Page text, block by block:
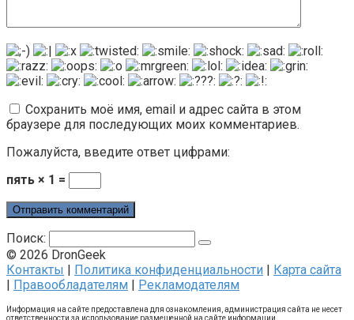
Сохранить моё имя, email и адрес сайта в этом
браузере для последующих моих комментариев.
Пожалуйста, введите ответ цифрами:
пять × 1 =
Поиск:
© 2026 DronGeek
Контакты
Политика конфиденциальности
Карта сайта
Правообладателям Рекламодателям
Информация на сайте предоставлена для ознакомления, администрация сайта не несет
ответственности за использование размещенной на сайте информации